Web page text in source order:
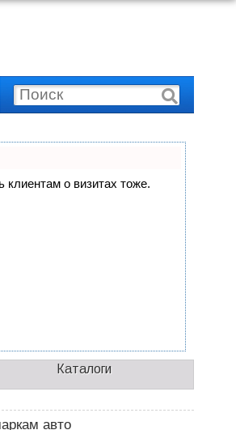
клиентам о визитах тоже.
Каталоги
авто